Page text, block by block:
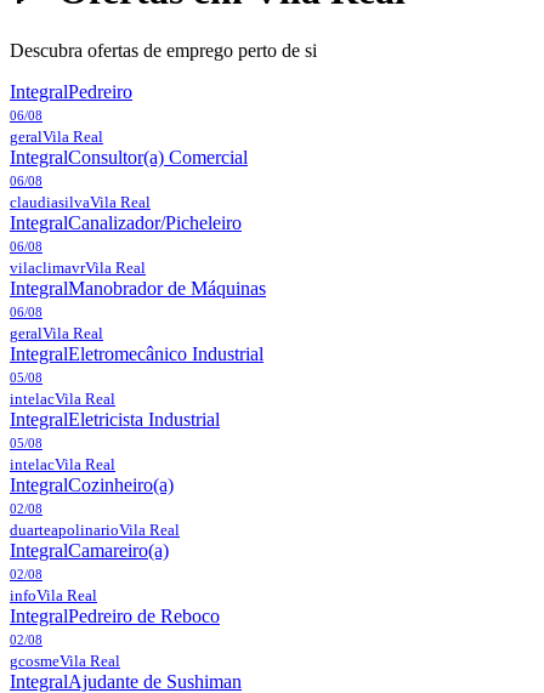
Descubra ofertas de emprego perto de si
IntegralPedreiro
06/08
geralVila Real
IntegralConsultor(a) Comercial
06/08
claudiasilvaVila Real
IntegralCanalizador/Picheleiro
06/08
vilaclimavrVila Real
IntegralManobrador de Máquinas
06/08
geralVila Real
IntegralEletromecânico Industrial
05/08
intelacVila Real
IntegralEletricista Industrial
05/08
intelacVila Real
IntegralCozinheiro(a)
02/08
duarteapolinarioVila Real
IntegralCamareiro(a)
02/08
infoVila Real
IntegralPedreiro de Reboco
02/08
gcosmeVila Real
IntegralAjudante de Sushiman